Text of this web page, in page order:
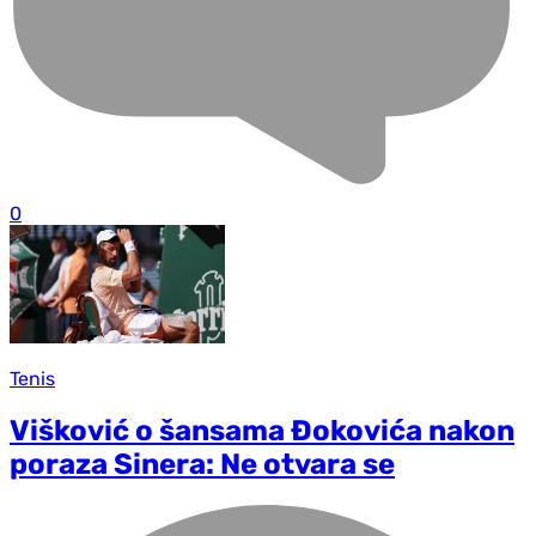
0
Tenis
Višković o šansama Đokovića nakon
poraza Sinera: Ne otvara se